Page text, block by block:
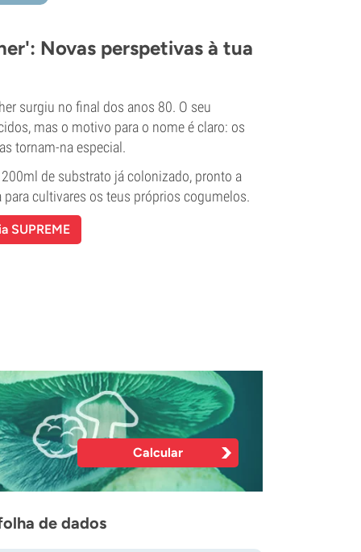
Novas perspetivas à tua
surgiu no final dos anos 80. O seu
mas o motivo para o nome é claro: os
tornam-na especial.
de substrato já colonizado, pronto a
cultivares os teus próprios cogumelos.
SUPREME
Calcular
de dados